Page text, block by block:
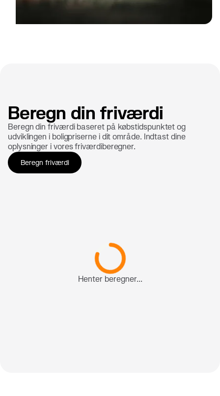
Beregn din friværdi
Beregn din friværdi baseret på købstidspunktet og
udviklingen i boligpriserne i dit område. Indtast dine
oplysninger i vores friværdiberegner.
Beregn friværdi
Henter beregner...